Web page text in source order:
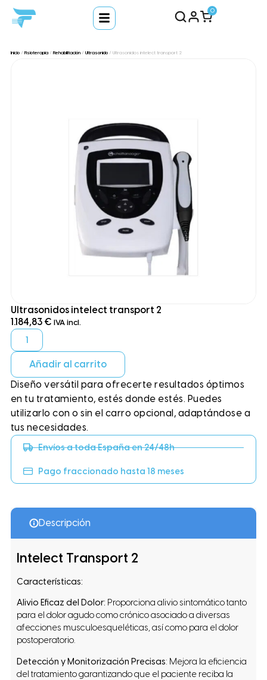
0
Inicio/ Fisioterapia/ Rehabilitación/ Ultrasonido/ Ultrasonidos intelect transport 2
Ultrasonidos intelect transport 2
1.184,83 € IVA incl.
Añadir al carrito
Diseño versátil para ofrecerte resultados óptimos
en tu tratamiento, estés donde estés. Puedes
utilizarlo con o sin el carro opcional, adaptándose a
tus necesidades.
Envíos a toda España en 24/48h
Pago fraccionado hasta 18 meses
Descripción
Intelect Transport 2
Características:
Alivio Eficaz del Dolor: Proporciona alivio sintomático tanto
para el dolor agudo como crónico asociado a diversas
afecciones musculoesqueléticas, así como para el dolor
postoperatorio.
Detección y Monitorización Precisas: Mejora la eficiencia
del tratamiento garantizando que el paciente reciba la